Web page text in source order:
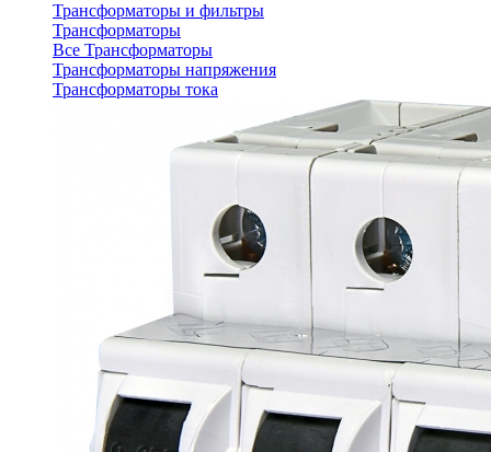
Трансформаторы и фильтры
Трансформаторы
Все Трансформаторы
Трансформаторы напряжения
Трансформаторы тока